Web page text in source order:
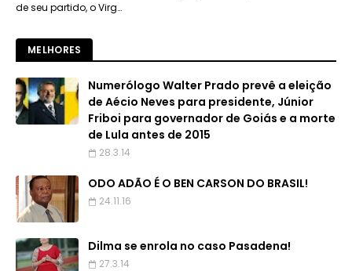
de seu partido, o Virg…
MELHORES
Numerólogo Walter Prado prevê a eleição
de Aécio Neves para presidente, Júnior
Friboi para governador de Goiás e a morte
de Lula antes de 2015
28.3.14
ODO ADÃO É O BEN CARSON DO BRASIL!
24.11.16
Dilma se enrola no caso Pasadena!
27.3.14